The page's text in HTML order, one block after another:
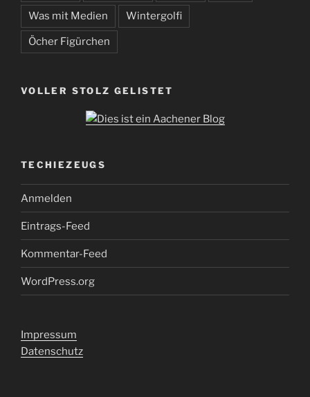
Was mit Medien Wintergolfi
Öcher Figürchen
VOLLER STOLZ GELISTET
TECHIEZEUGS
Anmelden
Eintrags-Feed
Kommentar-Feed
WordPress.org
Impressum
Datenschutz